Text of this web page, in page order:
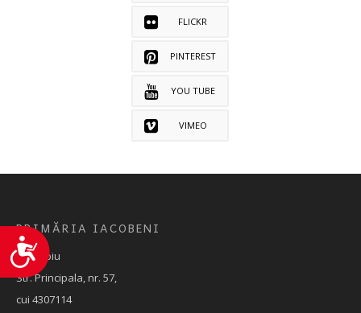
Accesibilitate
FLICKR
PINTEREST
YOU TUBE
VIMEO
PRIMĂRIA IACOBENI
Jud. Sibiu
Str. Principala, nr. 57,
cui 4307114